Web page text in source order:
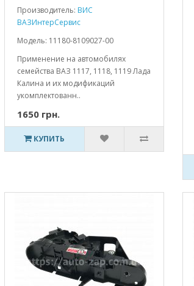
Производитель: ВИС
ВАЗИнтерСервис
Модель: 11180-8109027-00
Применение на автомобилях
семейства ВАЗ 1117, 1118, 1119 Лада
Калина и их модификаций
укомплектованн..
1650 грн.
КУПИТЬ